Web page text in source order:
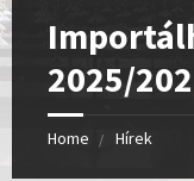
2025/
Home Hírek